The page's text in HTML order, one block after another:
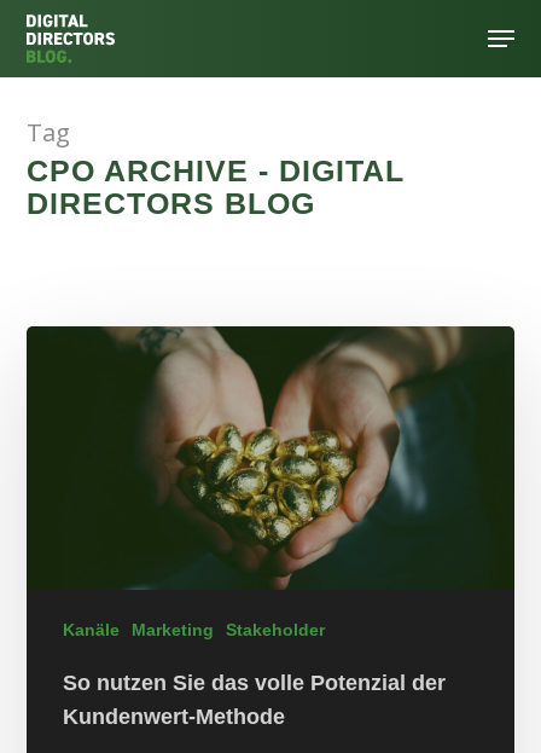
Hit enter to search or ESC to close
Tag
CPO ARCHIVE - DIGITAL
DIRECTORS BLOG
Kanäle Marketing Stakeholder
So nutzen Sie das volle Potenzial der
Kundenwert-Methode